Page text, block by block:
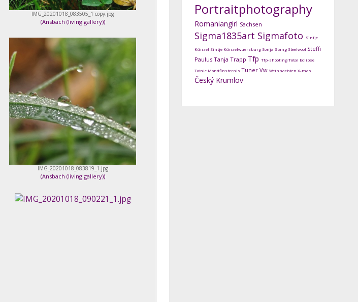
IMG_20201018_083505_1 copy.jpg
(Ansbach (living gallery))
IMG_20201018_083819_1.jpg
(Ansbach (living gallery))
Portraitphotography
Romaniangirl Sachsen
Sigma1835art Sigmafoto Sintje
Künzel Sintje Künzelwuerzburg Sonja Stang Steelwool Steffi
Paulus Tanja Trapp Tfp Tfp-shootingTotal Eclipse
Totale Mondfinsternis Tuner Vw Weihnachten X-mas
Český Krumlov